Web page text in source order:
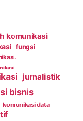
komunikasi
fungsi
jurnalistik
bisnis
komunikasi data